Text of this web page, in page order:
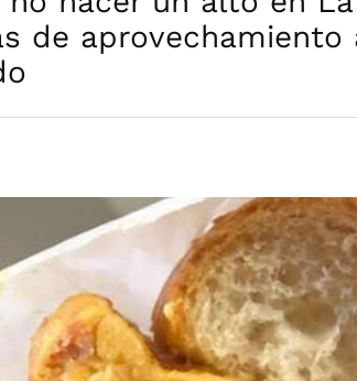
de aprovechamiento